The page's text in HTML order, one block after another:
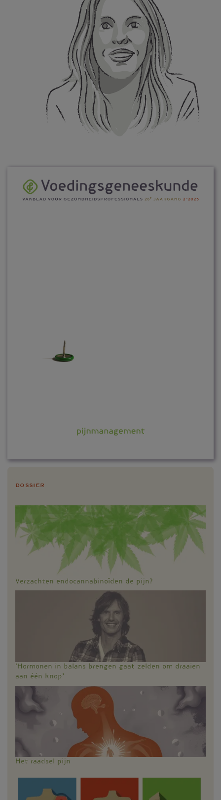
Dossier
Verzachten endocannabinoïden de pijn?
‘Hormonen in balans brengen gaat zelden om draaien
aan één knop’
Het raadsel pijn